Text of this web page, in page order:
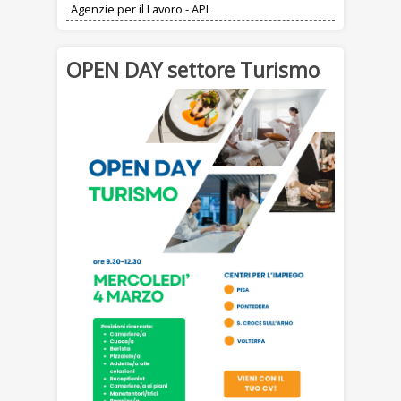
Agenzie per il Lavoro - APL
OPEN DAY settore Turismo